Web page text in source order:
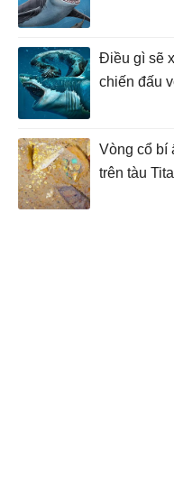
Điều gì sẽ
chiến đấu
Vòng cổ bí
trên tàu